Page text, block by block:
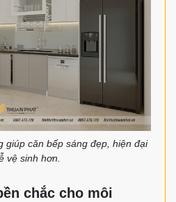
giúp căn bếp sáng đẹp, hiện đại
vệ sinh hơn.
chắc cho môi